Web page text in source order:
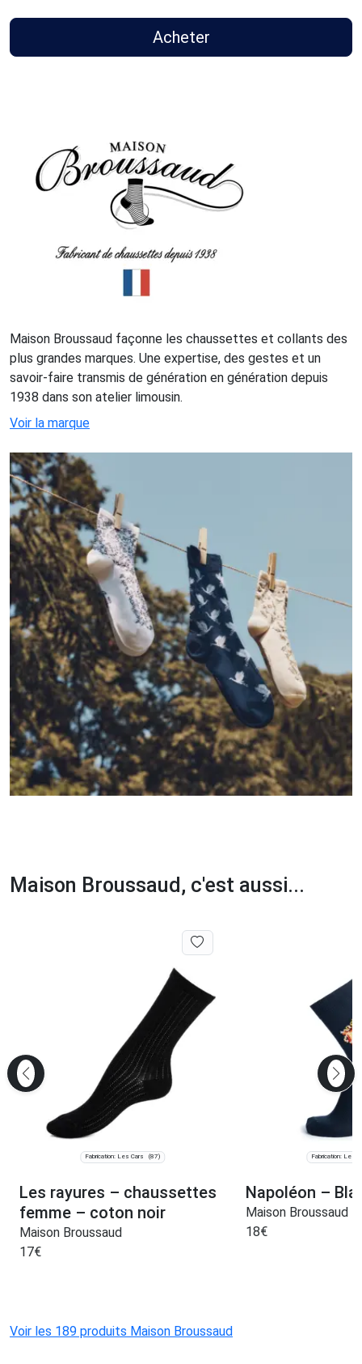
Acheter
Maison Broussaud façonne les chaussettes et collants des
plus grandes marques. Une expertise, des gestes et un
savoir-faire transmis de génération en génération depuis
1938 dans son atelier limousin.
Voir la marque
Maison Broussaud, c'est aussi...
Fabrication: Les Cars (87)
Les rayures – chaussettes
femme – coton noir
Maison Broussaud
17€
Fabrication: Les
Napoléon –
Maison Broussaud
18€
Voir les 189 produits Maison Broussaud